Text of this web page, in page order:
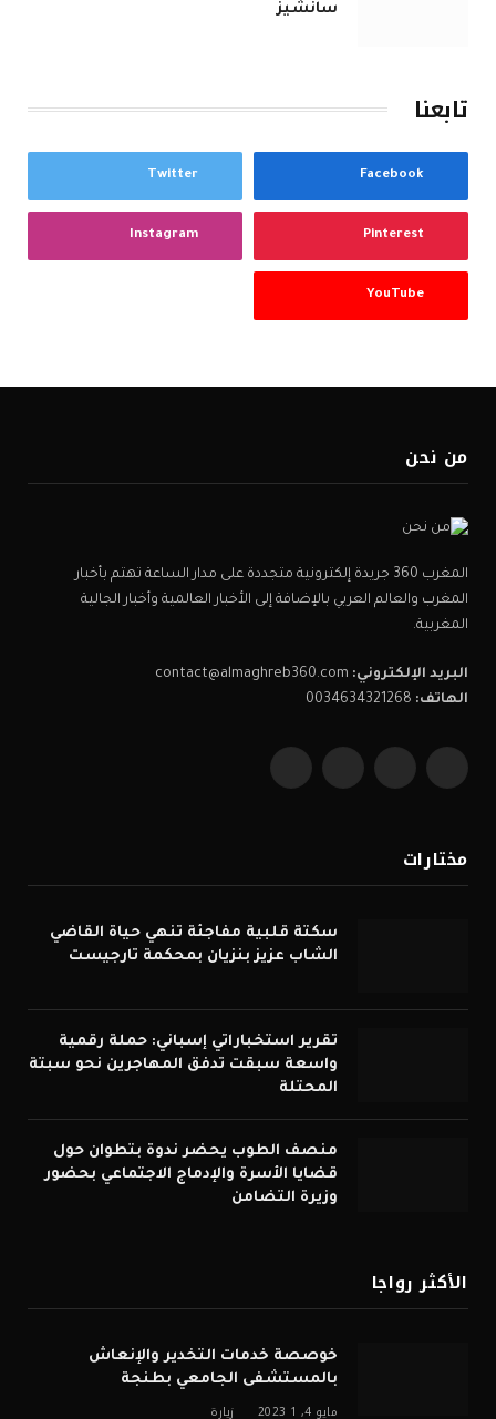
سانشيز
تابعنا
Facebook
Twitter
Pinterest
Instagram
YouTube
من نحن
المغرب 360 جريدة إلكترونية متجددة على مدار الساعة تهتم بأخبار
المغرب والعالم العربي بالإضافة إلى الأخبار العالمية وأخبار الجالية
المغربية.
البريد الإلكتروني:
الهاتف:
فيسبوك الانستغراميوتيوب
مختارات
سكتة قلبية مفاجئة تنهي حياة القاضي
الشاب عزيز بنزيان بمحكمة تارجيست
تقرير استخباراتي إسباني: حملة رقمية
واسعة سبقت تدفق المهاجرين نحو سبتة
المحتلة
منصف الطوب يحضر ندوة بتطوان حول
قضايا الأسرة والإدماج الاجتماعي بحضور
وزيرة التضامن
الأكثر رواجا
خوصصة خدمات التخدير والإنعاش
بالمستشفى الجامعي بطنجة
مايو 4, 2023 1 زيارة